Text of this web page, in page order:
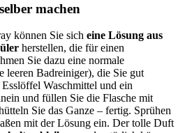
machen
können Sie sich eine Lösung aus
herstellen, die für einen
Sie dazu eine normale
leeren Badreiniger), die Sie gut
Waschmittel und ein
und füllen Sie die Flasche mit
Sie das Ganze – fertig. Sprühen
mit der Lösung ein. Der tolle Duft